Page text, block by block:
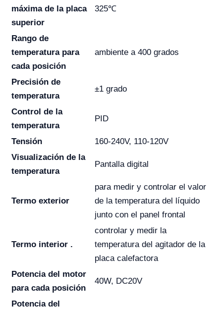
máxima de la placa
superior
325℃
Rango de
temperatura para
cada posición
ambiente a 400 grados
Precisión de
temperatura
±1 grado
Control de la
temperatura
PID
Tensión
160-240V, 110-120V
Visualización de la
temperatura
Pantalla digital
Termo exterior
para medir y controlar el valor
de la temperatura del líquido
junto con el panel frontal
Termo interior .
controlar y medir la
temperatura del agitador de la
placa calefactora
Potencia del motor
para cada posición
40W, DC20V
Potencia del